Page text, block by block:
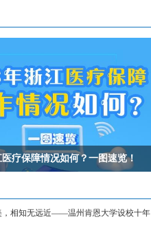
医疗保障情况如何？一图速览！
，相知无远近——温州肯恩大学设校十年